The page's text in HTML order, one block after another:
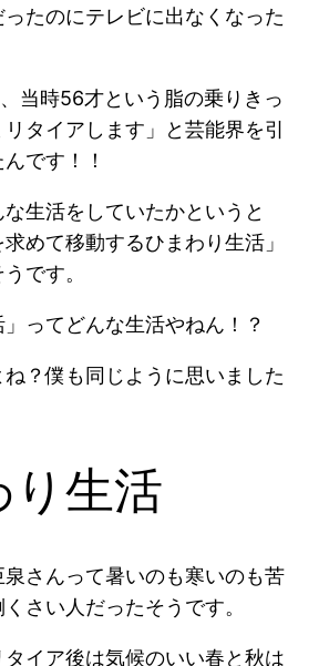
たのにテレビに出なくなった
当時56才という脂の乗りきっ
タイアします」と芸能界を引
です！！
生活をしていたかというと
求めて移動するひまわり生活」
です。
」ってどんな生活やねん！？
？僕も同じように思いました
生活
さんって暑いのも寒いのも苦
さい人だったそうです。
イア後は気候のいい春と秋は